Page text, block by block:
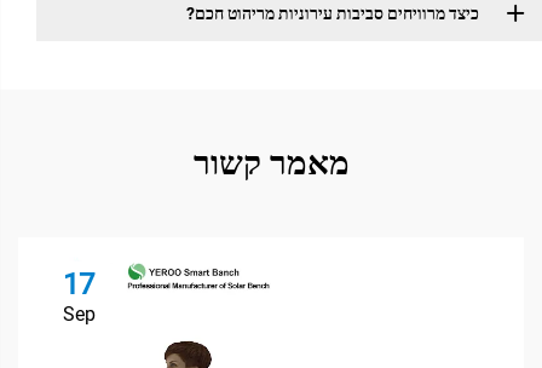
כיצד מרוויחים סביבות עירוניות מריהוט חכם?
מאמר קשור
17
Sep